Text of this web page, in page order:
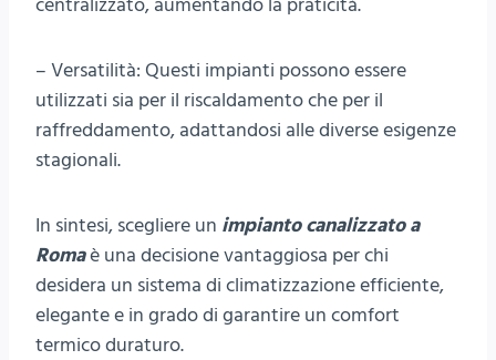
– Versatilità: Questi impianti possono essere
utilizzati sia per il riscaldamento che per il
raffreddamento, adattandosi alle diverse esigenze
stagionali.
In sintesi, scegliere un impianto canalizzato a
Romaè una decisione vantaggiosa per chi
desidera un sistema di climatizzazione efficiente,
elegante e in grado di garantire un comfort
termico duraturo.